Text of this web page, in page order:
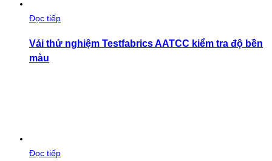
Đọc tiếp
Vải thử nghiệm Testfabrics AATCC kiểm tra độ bền
màu
Đọc tiếp